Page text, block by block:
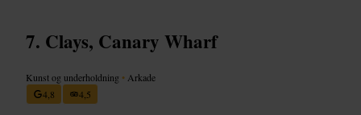
Clays, Canary Wharf
Kunst og underholdning • Arkade
4,8
4,5